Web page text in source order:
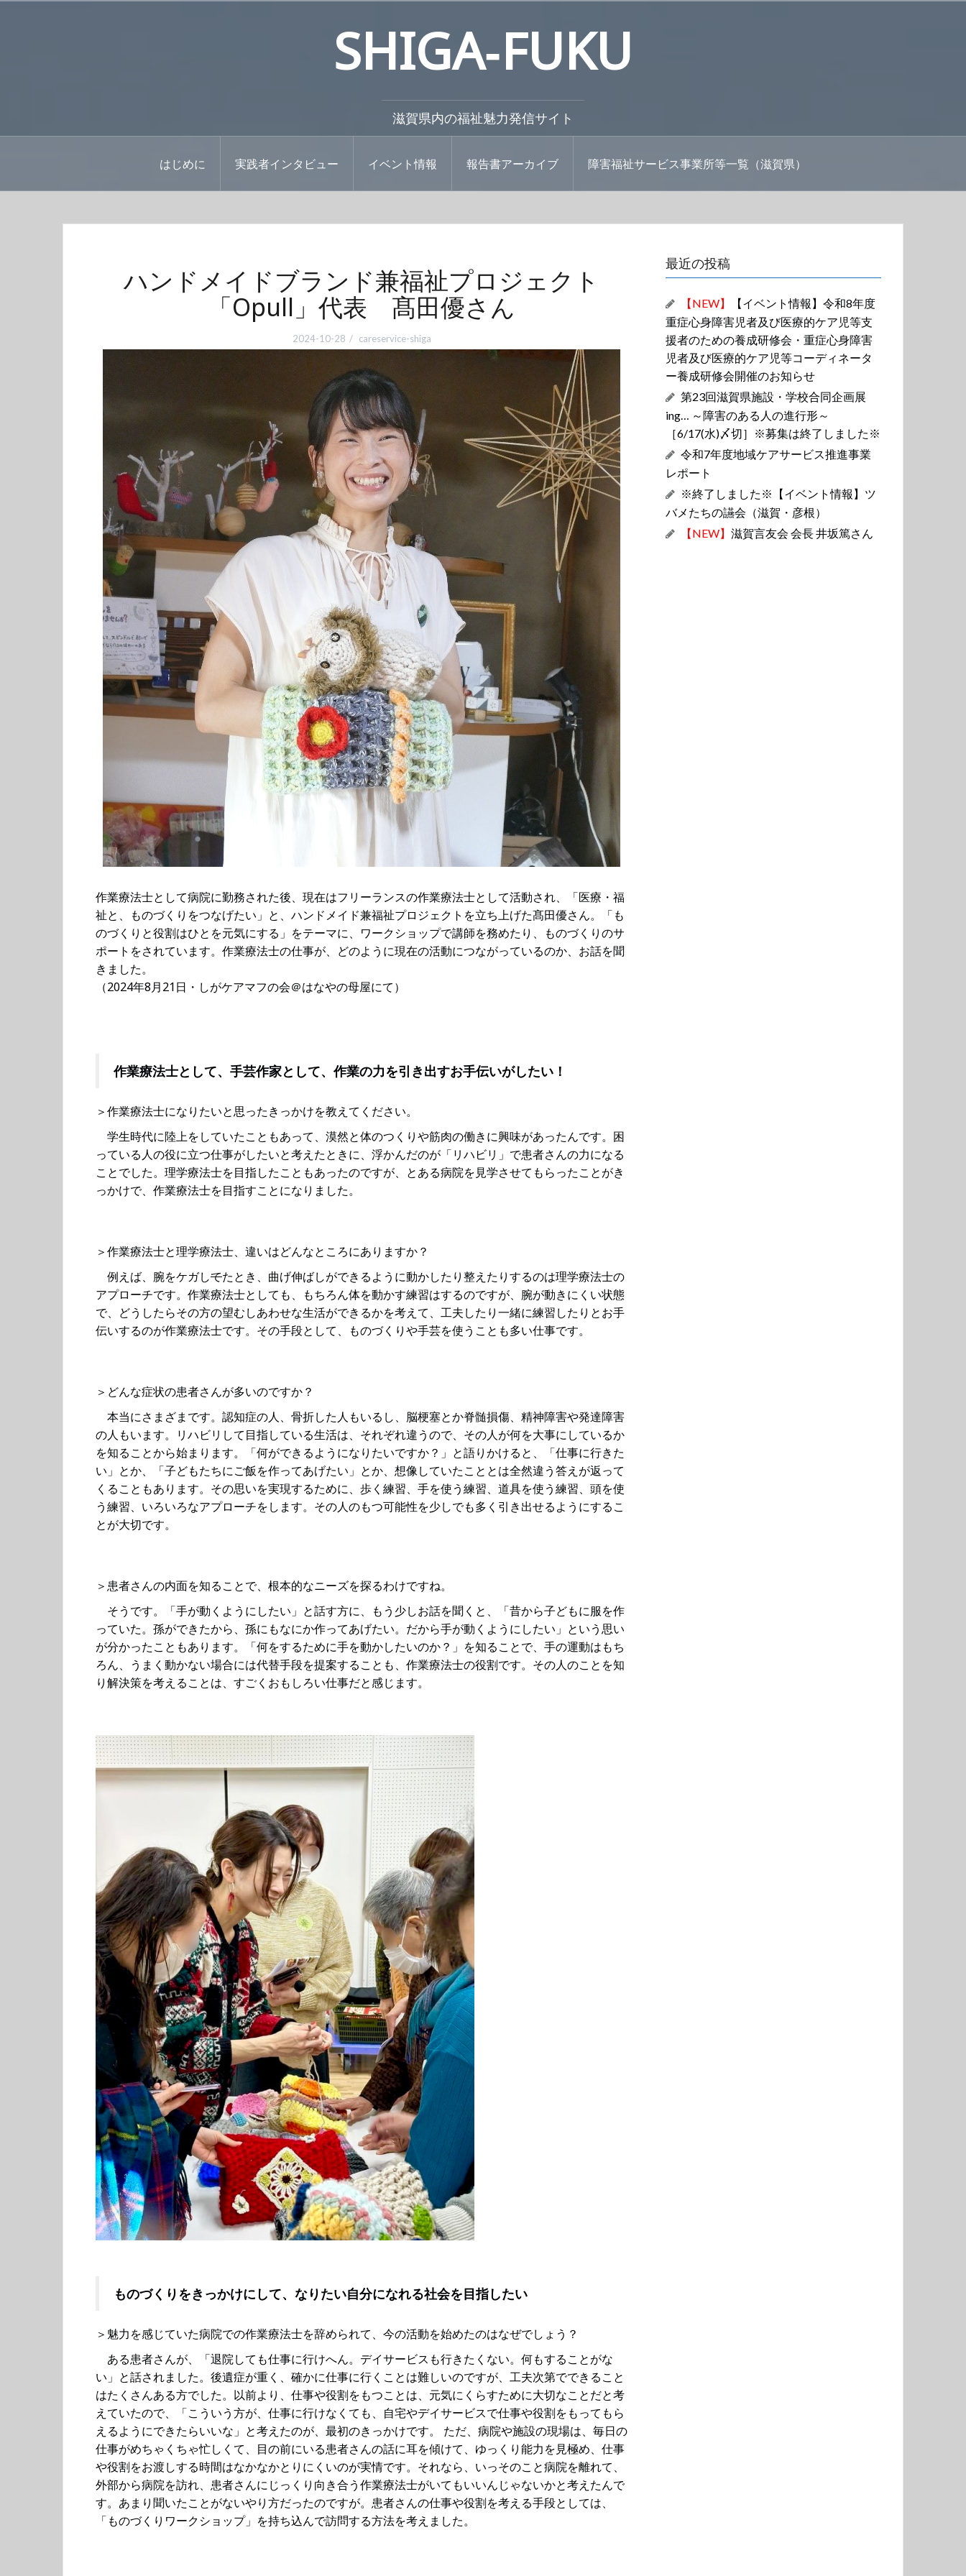
キ
SHIGA‐FUKU
滋賀県内の福祉魅力発信サイト
はじめに 実践者インタビュー イベント情報 報告書アーカイブ 障害福祉サービス事業所等一覧（滋賀県）
ハンドメイドブランド兼福祉プロジェクト
「Opull」代表 髙田優さん
2024-10-28 careservice-shiga
作業療法士として病院に勤務された後、現在はフリーランスの作業療法士として活動され、「医療・福
祉と、ものづくりをつなげたい」と、ハンドメイド兼福祉プロジェクトを立ち上げた髙田優さん。「も
のづくりと役割はひとを元気にする」をテーマに、ワークショップで講師を務めたり、ものづくりのサ
ポートをされています。作業療法士の仕事が、どのように現在の活動につながっているのか、お話を聞
きました。
（2024年8月21日・しがケアマフの会＠はなやの母屋にて）
作業療法士として、手芸作家として、作業の力を引き出すお手伝いがしたい！
＞作業療法士になりたいと思ったきっかけを教えてください。
学生時代に陸上をしていたこともあって、漠然と体のつくりや筋肉の働きに興味があったんです。困
っている人の役に立つ仕事がしたいと考えたときに、浮かんだのが「リハビリ」で患者さんの力になる
ことでした。理学療法士を目指したこともあったのですが、とある病院を見学させてもらったことがき
っかけで、作業療法士を目指すことになりました。
＞作業療法士と理学療法士、違いはどんなところにありますか？
例えば、腕をケガしてたとき、曲げ伸ばしができるように動かしたり整えたりするのは理学療法士の
アプローチです。作業療法士としても、もちろん体を動かす練習はするのですが、腕が動きにくい状態
で、どうしたらその方の望むしあわせな生活ができるかを考えて、工夫したり一緒に練習したりとお手
伝いするのが作業療法士です。その手段として、ものづくりや手芸を使うことも多い仕事です。
＞どんな症状の患者さんが多いのですか？
本当にさまざまです。認知症の人、骨折した人もいるし、脳梗塞とか脊髄損傷、精神障害や発達障害
の人もいます。リハビリして目指している生活は、それぞれ違うので、その人が何を大事にしているか
を知ることから始まります。「何ができるようになりたいですか？」と語りかけると、「仕事に行きた
い」とか、「子どもたちにご飯を作ってあげたい」とか、想像していたこととは全然違う答えが返って
くることもあります。その思いを実現するために、歩く練習、手を使う練習、道具を使う練習、頭を使
う練習、いろいろなアプローチをします。その人のもつ可能性を少しでも多く引き出せるようにするこ
とが大切です。
＞患者さんの内面を知ることで、根本的なニーズを探るわけですね。
そうです。「手が動くようにしたい」と話す方に、もう少しお話を聞くと、「昔から子どもに服を作
っていた。孫ができたから、孫にもなにか作ってあげたい。だから手が動くようにしたい」という思い
が分かったこともあります。「何をするために手を動かしたいのか？」を知ることで、手の運動はもち
ろん、うまく動かない場合には代替手段を提案することも、作業療法士の役割です。その人のことを知
り解決策を考えることは、すごくおもしろい仕事だと感じます。
ものづくりをきっかけにして、なりたい自分になれる社会を目指したい
＞魅力を感じていた病院での作業療法士を辞められて、今の活動を始めたのはなぜでしょう？
ある患者さんが、「退院しても仕事に行けへん。デイサービスも行きたくない。何もすることがな
い」と話されました。後遺症が重く、確かに仕事に行くことは難しいのですが、工夫次第でできること
はたくさんある方でした。以前より、仕事や役割をもつことは、元気にくらすために大切なことだと考
えていたので、「こういう方が、仕事に行けなくても、自宅やデイサービスで仕事や役割をもってもら
えるようにできたらいいな」と考えたのが、最初のきっかけです。 ただ、病院や施設の現場は、毎日の
仕事がめちゃくちゃ忙しくて、目の前にいる患者さんの話に耳を傾けて、ゆっくり能力を見極め、仕事
や役割をお渡しする時間はなかなかとりにくいのが実情です。それなら、いっそのこと病院を離れて、
外部から病院を訪れ、患者さんにじっくり向き合う作業療法士がいてもいいんじゃないかと考えたんで
す。あまり聞いたことがないやり方だったのですが。患者さんの仕事や役割を考える手段としては、
「ものづくりワークショップ」を持ち込んで訪問する方法を考えました。
最近の投稿
【NEW】
【イベント情報】令和8年度
重症心身障害児者及び医療的ケア児等支
援者のための養成研修会・重症心身障害
児者及び医療的ケア児等コーディネータ
ー養成研修会開催のお知らせ
第23回滋賀県施設・学校合同企画展
ing… ～障害のある人の進行形～
［6/17(水)〆切］※募集は終了しました※
令和7年度地域ケアサービス推進事業
レポート
※終了しました※【イベント情報】ツ
バメたちの讌会（滋賀・彦根）
【NEW】 滋賀言友会 会長 井坂篤さん